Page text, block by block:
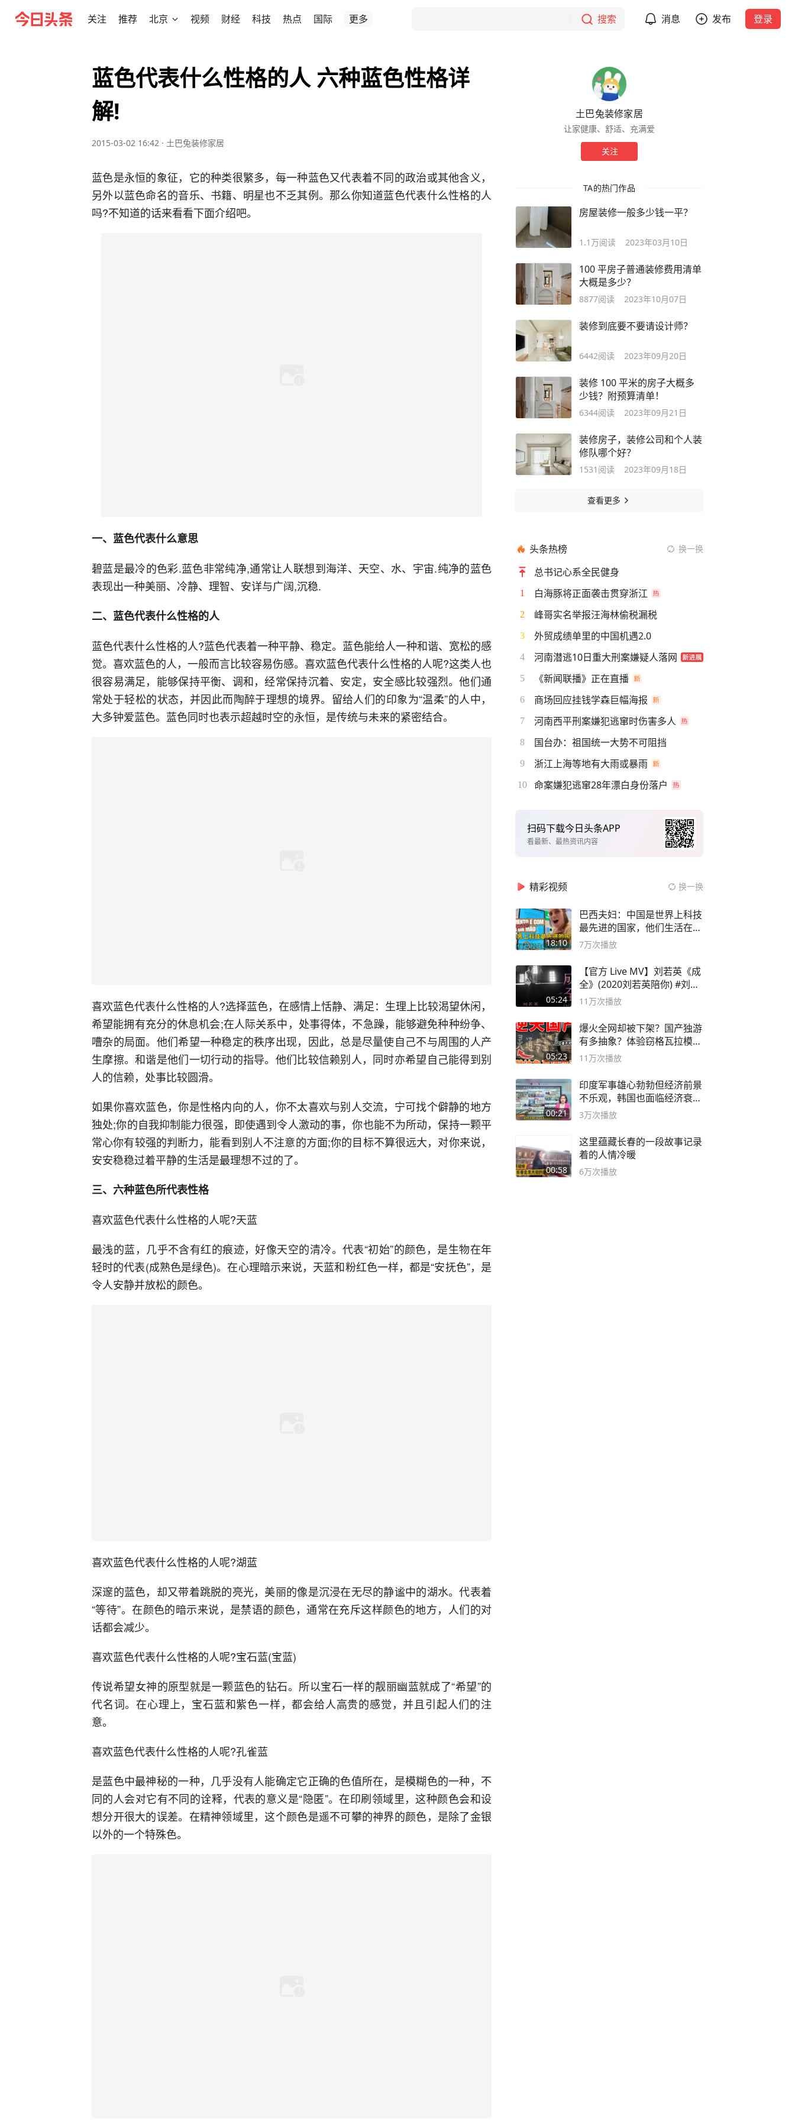
关注 推荐 北京 视频 财经 科技 热点 国际 更多 搜索 消息 发布 登录
蓝色代表什么性格的人 六种蓝色性格详
解!
2015-03-02 16:42 · 土巴兔装修家居
蓝色是永恒的象征，它的种类很繁多，每一种蓝色又代表着不同的政治或其他含义，
另外以蓝色命名的音乐、书籍、明星也不乏其例。那么你知道蓝色代表什么性格的人
吗?不知道的话来看看下面介绍吧。
一、蓝色代表什么意思
碧蓝是最冷的色彩.蓝色非常纯净,通常让人联想到海洋、天空、水、宇宙.纯净的蓝色
表现出一种美丽、冷静、理智、安详与广阔,沉稳.
二、蓝色代表什么性格的人
蓝色代表什么性格的人?蓝色代表着一种平静、稳定。蓝色能给人一种和谐、宽松的感
觉。喜欢蓝色的人，一般而言比较容易伤感。喜欢蓝色代表什么性格的人呢?这类人也
很容易满足，能够保持平衡、调和，经常保持沉着、安定，安全感比较强烈。他们通
常处于轻松的状态，并因此而陶醉于理想的境界。留给人们的印象为“温柔”的人中，
大多钟爱蓝色。蓝色同时也表示超越时空的永恒，是传统与未来的紧密结合。
喜欢蓝色代表什么性格的人?选择蓝色，在感情上恬静、满足：生理上比较渴望休闲，
希望能拥有充分的休息机会;在人际关系中，处事得体，不急躁，能够避免种种纷争、
嘈杂的局面。他们希望一种稳定的秩序出现，因此，总是尽量使自己不与周围的人产
生摩擦。和谐是他们一切行动的指导。他们比较信赖别人，同时亦希望自己能得到别
人的信赖，处事比较圆滑。
如果你喜欢蓝色，你是性格内向的人，你不太喜欢与别人交流，宁可找个僻静的地方
独处;你的自我抑制能力很强，即使遇到令人激动的事，你也能不为所动，保持一颗平
常心你有较强的判断力，能看到别人不注意的方面;你的目标不算很远大，对你来说，
安安稳稳过着平静的生活是最理想不过的了。
三、六种蓝色所代表性格
喜欢蓝色代表什么性格的人呢?天蓝
最浅的蓝，几乎不含有红的痕迹，好像天空的清冷。代表“初始”的颜色，是生物在年
轻时的代表(成熟色是绿色)。在心理暗示来说，天蓝和粉红色一样，都是“安抚色”，是
令人安静并放松的颜色。
喜欢蓝色代表什么性格的人呢?湖蓝
深邃的蓝色，却又带着跳脱的亮光，美丽的像是沉浸在无尽的静谧中的湖水。代表着
“等待”。在颜色的暗示来说，是禁语的颜色，通常在充斥这样颜色的地方，人们的对
话都会减少。
喜欢蓝色代表什么性格的人呢?宝石蓝(宝蓝)
传说希望女神的原型就是一颗蓝色的钻石。所以宝石一样的靓丽幽蓝就成了“希望”的
代名词。在心理上，宝石蓝和紫色一样，都会给人高贵的感觉，并且引起人们的注
意。
喜欢蓝色代表什么性格的人呢?孔雀蓝
是蓝色中最神秘的一种，几乎没有人能确定它正确的色值所在，是模糊色的一种，不
同的人会对它有不同的诠释，代表的意义是“隐匿”。在印刷领域里，这种颜色会和设
想分开很大的误差。在精神领域里，这个颜色是遥不可攀的神界的颜色，是除了金银
以外的一个特殊色。
土巴兔装修家居
让家健康、舒适、充满爱
关注
TA的热门作品
房屋装修一般多少钱一平？
1.1万阅读 2023年03月10日
100 平房子普通装修费用清单
大概是多少？
8877阅读 2023年10月07日
装修到底要不要请设计师？
6442阅读 2023年09月20日
装修 100 平米的房子大概多
少钱？附预算清单！
6344阅读 2023年09月21日
装修房子，装修公司和个人装
修队哪个好？
1531 阅读 2023年09月18日
查看更多
头条热榜 换一换
总书记心系全民健身
1 白海豚将正面袭击贯穿浙江
2 峰哥实名举报汪海林偷税漏税
3 外贸成绩单里的中国机遇2.0
4 河南潜逃10日重大刑案嫌疑人落网
5 《新闻联播》正在直播
6 商场回应挂钱学森巨幅海报
7 河南西平刑案嫌犯逃窜时伤害多人
8 国台办：祖国统一大势不可阻挡
9 浙江上海等地有大雨或暴雨
10 命案嫌犯逃窜28年漂白身份落户
扫码下载今日头条APP
看最新、最热资讯内容
精彩视频 换一换
18:10
巴西夫妇：中国是世界上科技
最先进的国家，他们生活在
2999年
7万次播放
05:24
【官方 Live MV】刘若英《成
全》(2020刘若英陪你) #刘若
英 #成全
11万次播放
05:23
爆火全网却被下架？国产独游
有多抽象？体验窃格瓦拉模拟
器！
11万次播放
00:21
印度军事雄心勃勃但经济前景
不乐观，韩国也面临经济衰退
风险
3万次播放
00:58
这里蕴藏长春的一段故事记录
着的人情冷暖
6万次播放